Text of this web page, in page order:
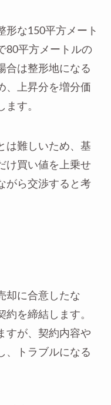
形な150平方メート
80平方メートルの
合は整形地になる
、上昇分を増分価
ます。
は難しいため、基
け買い値を上乗せ
がら交渉すると考
却に合意したな
約を締結します。
すが、契約内容や
、トラブルになる